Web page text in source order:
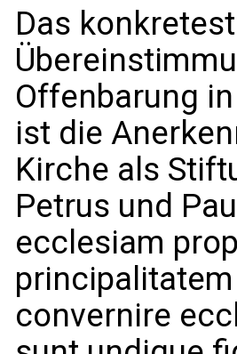
Das
Offenbarung
ist die
Kirche als
Petrus und
ecclesiam
convernire